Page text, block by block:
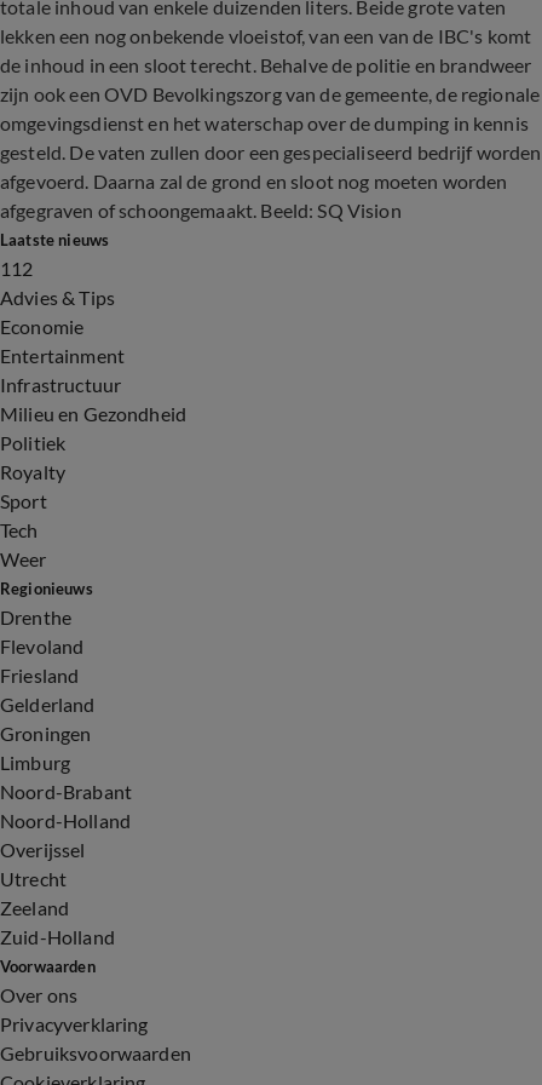
totale inhoud van enkele duizenden liters. Beide grote vaten
lekken een nog onbekende vloeistof, van een van de IBC's komt
de inhoud in een sloot terecht. Behalve de politie en brandweer
zijn ook een OVD Bevolkingszorg van de gemeente, de regionale
omgevingsdienst en het waterschap over de dumping in kennis
gesteld. De vaten zullen door een gespecialiseerd bedrijf worden
afgevoerd. Daarna zal de grond en sloot nog moeten worden
afgegraven of schoongemaakt. Beeld: SQ Vision
Laatste nieuws
112
Advies & Tips
Economie
Entertainment
Infrastructuur
Milieu en Gezondheid
Politiek
Royalty
Sport
Tech
Weer
Regionieuws
Drenthe
Flevoland
Friesland
Gelderland
Groningen
Limburg
Noord-Brabant
Noord-Holland
Overijssel
Utrecht
Zeeland
Zuid-Holland
Voorwaarden
Over ons
Privacyverklaring
Gebruiksvoorwaarden